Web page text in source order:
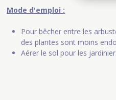
Mode d'emploi :
Pour bêcher entre les
des plantes sont moins
Aérer le sol pour les